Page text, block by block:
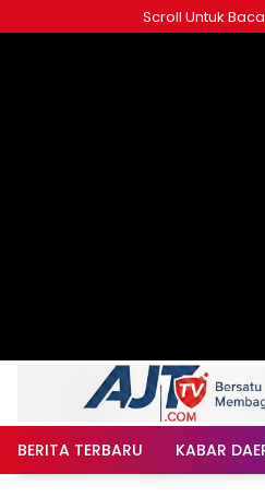
ke
Scroll Untuk
BERITA TERBARU KABAR